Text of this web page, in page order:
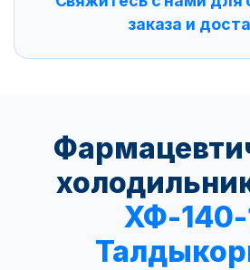
заказа и
ХФ-140-